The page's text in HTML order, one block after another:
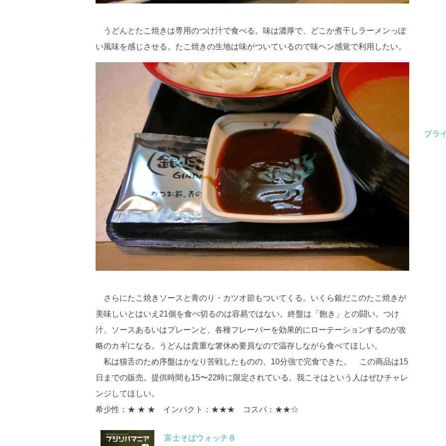
うどんとたこ焼きは専用のつけ汁で食べる。味は濃厚で、どこか煮干しラーメンっぽ
い風味を感じさせる。たこ焼きの生地は味がついているので味ヘン感覚で利用したい。
さらにたこ焼きソースと青のり・カツオ節もついてくる。いくら銀だこのたこ焼きが
美味しいとはいえ21個を食べ切るのは容易ではない。終盤は「飽き」との闘い。つけ
汁、ソースあるいはプレーンと、各種フレーバーを効果的にローテーションするのが攻
略のカギになる。うどんは貴重な箸休め要員なので温存しながら食べてほしい。
私は猫舌のため序盤はかなり苦戦したものの、10分強で完食できた。 この商品は15
日までの販売。提供時間も15〜22時に限定されている。我こそはという人はぜひチャレ
ンジしてほしい。
希少性：★ ★ ★ インパクト：★★★ コスパ：★★☆
富士そばウォッチ８
プラ